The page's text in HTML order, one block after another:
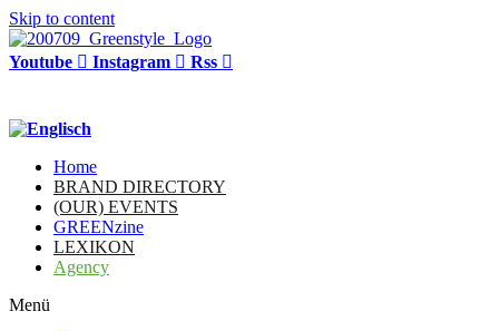
Skip to content
Youtube Instagram Rss
Home
BRAND DIRECTORY
(OUR) EVENTS
GREENzine
LEXIKON
Agency
Menü